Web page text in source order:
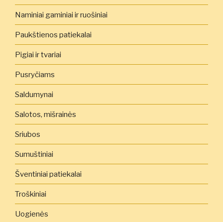
Naminiai gaminiai ir ruošiniai
Paukštienos patiekalai
Pigiai ir tvariai
Pusryčiams
Saldumynai
Salotos, mišrainės
Sriubos
Sumuštiniai
Šventiniai patiekalai
Troškiniai
Uogienės